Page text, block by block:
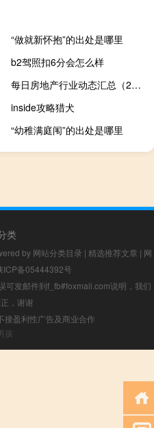
“做就新怀抱”的出处是哪里
b2驾照扣6分会怎么样
每日房地产行业动态汇总（2023-08-28）
inside攻略猎犬
“幼稚满庭闱”的出处是哪里
类
by 网站分类目录 | 精选推荐文章 | 网
ICP备05444392号
可发邮件到f_fb#foxmail.com说明，我们
，谢谢
接盈利性广告及商业合作
孩